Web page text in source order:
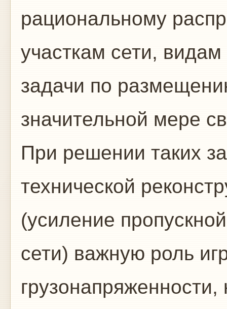
рациональному
участкам сети,
задачи по
значительной мере
При решении таких
технической
(усиление
сети) важную роль
грузонапряженности,